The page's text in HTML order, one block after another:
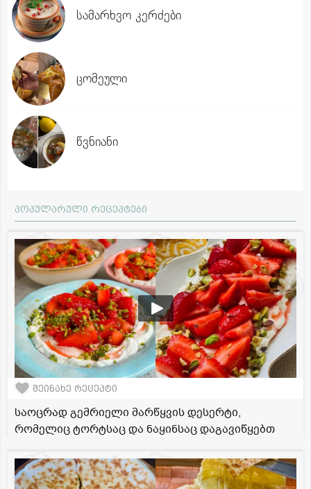
სამარხვო კერძები
ცომეული
წვნიანი
პოპულარული რეცეპტები
შეინახე რეცეპტი
საოცრად გემრიელი მარწყვის დესერტი,
რომელიც ტორტსაც და ნაყინსაც დაგავიწყებთ